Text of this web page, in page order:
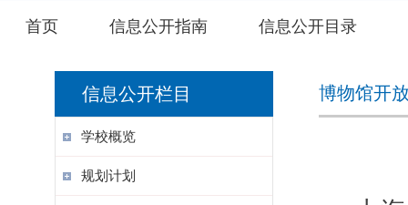
首页 信息公开指南 信息公开目录
信息公开栏目
学校概览
规划计划
博物馆开